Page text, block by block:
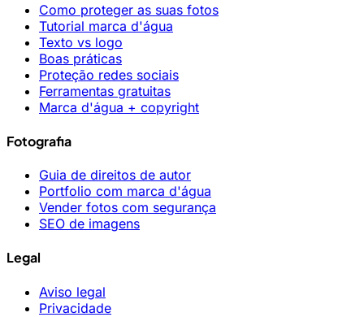
Como proteger as suas fotos
Tutorial marca d'água
Texto vs logo
Boas práticas
Proteção redes sociais
Ferramentas gratuitas
Marca d'água + copyright
Fotografia
Guia de direitos de autor
Portfolio com marca d'água
Vender fotos com segurança
SEO de imagens
Legal
Aviso legal
Privacidade